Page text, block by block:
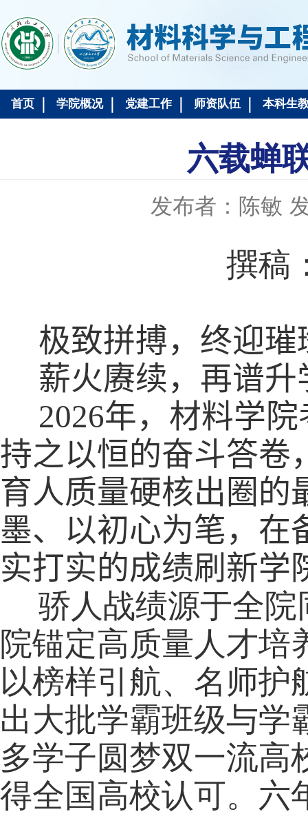
首页 学院概况 党建工作 师资队伍 本科生
六载蝉
发布者：陈敏
撰
极致拼搏，终迎璀
薪火赓续，再谱升
2026年，材料学
持之以恒的奋斗答卷
育人质量硬核出圈的
墨、以初心为笔，在
实打实的成绩刷新学
骄人战绩源于全
院锚定高质量人才培
以榜样引航、名师护
出大批学霸班级与学
多学子圆梦双一流高
得全国高校认可。六